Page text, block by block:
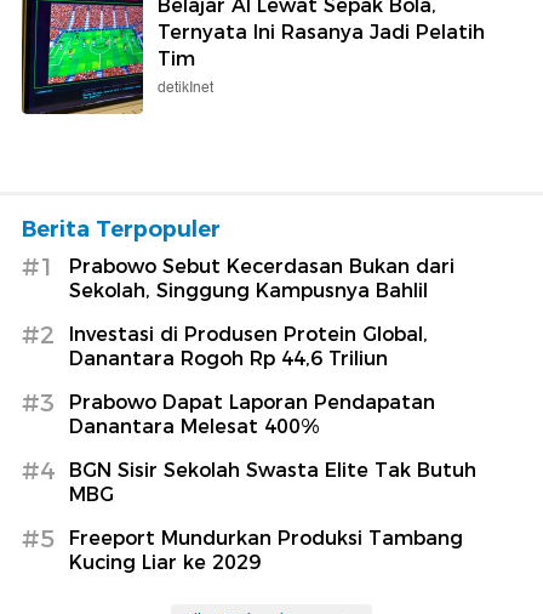
Belajar AI Lewat Sepak Bola,
Ternyata Ini Rasanya Jadi Pelatih
Tim
detikInet
Berita Terpopuler
#1
Prabowo Sebut Kecerdasan Bukan dari
Sekolah, Singgung Kampusnya Bahlil
#2
Investasi di Produsen Protein Global,
Danantara Rogoh Rp 44,6 Triliun
#3
Prabowo Dapat Laporan Pendapatan
Danantara Melesat 400%
#4
BGN Sisir Sekolah Swasta Elite Tak Butuh
MBG
#5
Freeport Mundurkan Produksi Tambang
Kucing Liar ke 2029